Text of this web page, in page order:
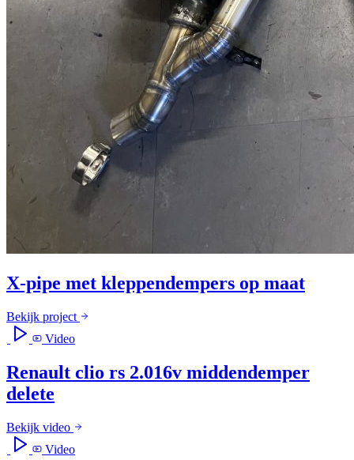
X-pipe met kleppendempers op maat
Bekijk project
Video
Renault clio rs 2.016v middendemper
delete
Bekijk video
Video